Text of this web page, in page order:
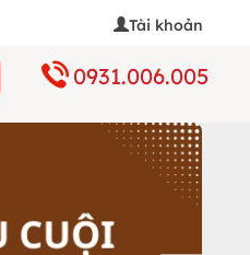
Tài khoản
0931.006.005